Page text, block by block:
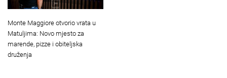
Monte Maggiore otvorio vrata u
Matuljima: Novo mjesto za
marende, pizze i obiteljska
druženja